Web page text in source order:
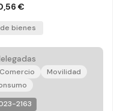
€
bienes
Movilidad
2163